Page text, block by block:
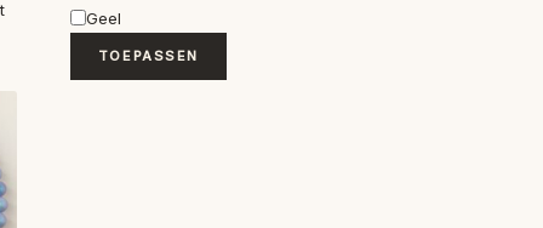
Geel
TOEPASSEN